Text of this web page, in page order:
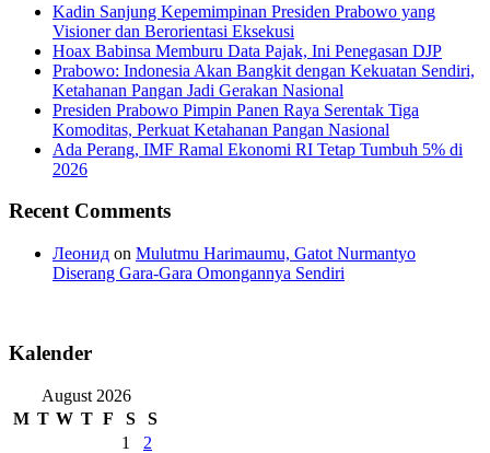
Kadin Sanjung Kepemimpinan Presiden Prabowo yang
Visioner dan Berorientasi Eksekusi
Hoax Babinsa Memburu Data Pajak, Ini Penegasan DJP
Prabowo: Indonesia Akan Bangkit dengan Kekuatan Sendiri,
Ketahanan Pangan Jadi Gerakan Nasional
Presiden Prabowo Pimpin Panen Raya Serentak Tiga
Komoditas, Perkuat Ketahanan Pangan Nasional
Ada Perang, IMF Ramal Ekonomi RI Tetap Tumbuh 5% di
2026
Recent Comments
Леонид on Mulutmu Harimaumu, Gatot Nurmantyo
Diserang Gara-Gara Omongannya Sendiri
Kalender
August 2026
M T W T F S
S
1
2